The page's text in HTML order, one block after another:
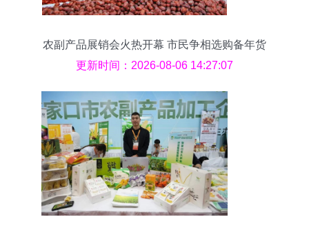
农副产品展销会火热开幕 市民争相选购备年货
更新时间：2026-08-06 14:27:07